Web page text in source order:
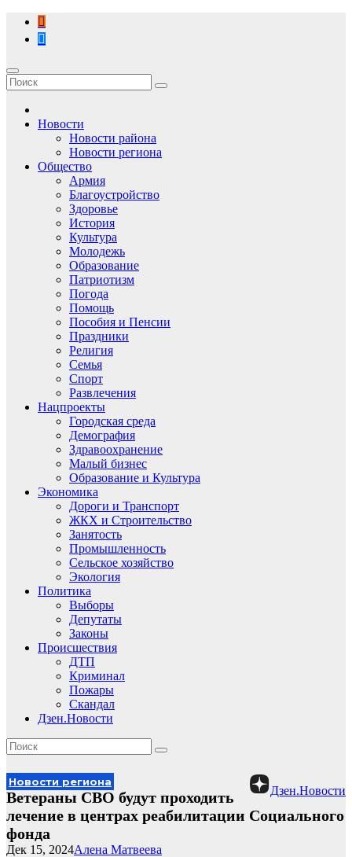
Перейти
содержимому
Новости
Новости района
Новости региона
Общество
Армия
Благоустройство
Здоровье
История
Культура
Молодежь
Образование
Патриотизм
Погода
Помощь
Пособия и Пенсии
Праздники
Религия
Семья
Спорт
Развлечения
Нацпроекты
Городская среда
Демография
Здравоохранение
Малый бизнес
Образование и Культура
Экономика
Дороги и Транспорт
ЖКХ и Строительство
Занятость
Промышленность
Сельское хозяйство
Экология
Политика
Выборы
Депутаты
Законы
Происшествия
ДТП
Криминал
Пожары
Скандал
Дзен.Новости
Дзен.Новости
Новости региона
Ветераны СВО будут проходить
лечение в центрах реабилитации Социального
фонда
Алена Матвеева
Дек 15, 2024